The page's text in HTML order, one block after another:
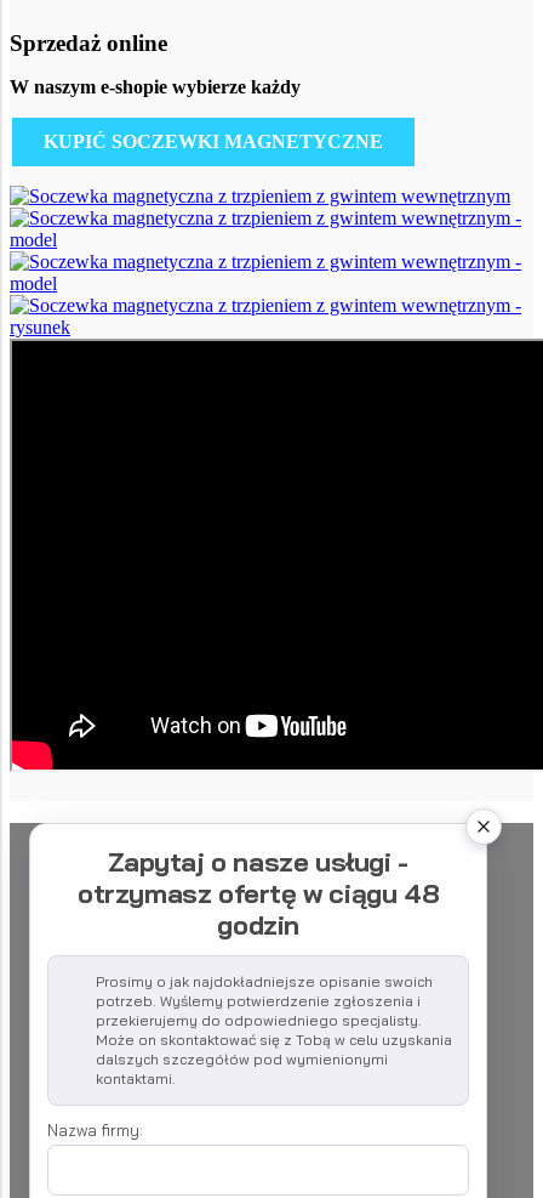
Sprzedaż online
W naszym e-shopie wybierze każdy
KUPIĆ SOCZEWKI MAGNETYCZNE
Zapytaj o nasze usługi -
otrzymasz ofertę w ciągu 48
godzin
Prosimy o jak najdokładniejsze opisanie swoich
potrzeb. Wyślemy potwierdzenie zgłoszenia i
przekierujemy do odpowiedniego specjalisty.
Może on skontaktować się z Tobą w celu uzyskania
dalszych szczegółów pod wymienionymi
kontaktami.
Nazwa firmy: